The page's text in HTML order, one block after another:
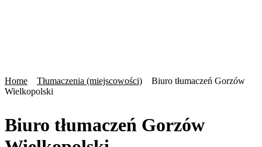
Home Tłumaczenia (miejscowości)
Biuro tłumaczeń Gorzów
Wielkopolski
Biuro tłumaczeń Gorzów